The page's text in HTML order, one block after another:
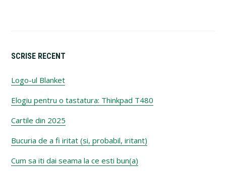
SCRISE RECENT
Logo-ul Blanket
Elogiu pentru o tastatura: Thinkpad T480
Cartile din 2025
Bucuria de a fi iritat (si, probabil, iritant)
Cum sa iti dai seama la ce esti bun(a)